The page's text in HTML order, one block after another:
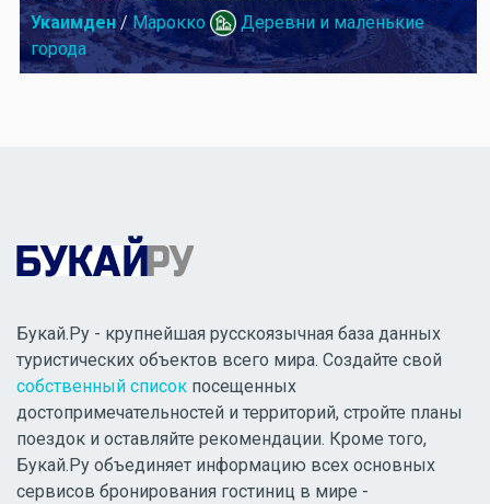
Укаимден/ Марокко
Деревни и маленькие
города
Букай.Ру - крупнейшая русскоязычная база данных
туристических объектов всего мира. Создайте свой
собственный список посещенных
достопримечательностей и территорий, стройте планы
поездок и оставляйте рекомендации. Кроме того,
Букай.Ру объединяет информацию всех основных
сервисов бронирования гостиниц в мире -